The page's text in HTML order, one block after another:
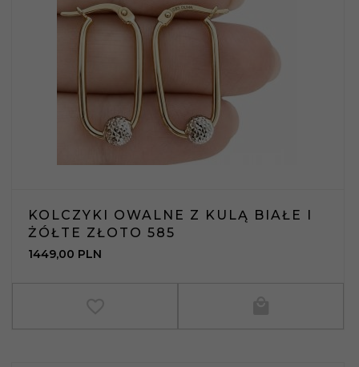
KOLCZYKI OWALNE Z KULĄ BIAŁE I
ŻÓŁTE ZŁOTO 585
1449,00 PLN